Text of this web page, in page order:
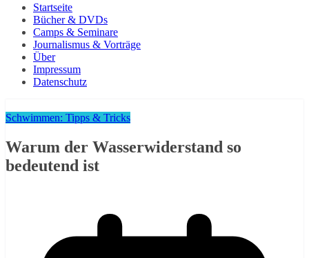
Startseite
Bücher & DVDs
Camps & Seminare
Journalismus & Vorträge
Über
Impressum
Datenschutz
Schwimmen: Tipps & Tricks
Warum der Wasserwiderstand so
bedeutend ist